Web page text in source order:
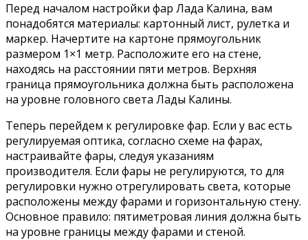
Перед началом настройки фар Лада Калина, вам
понадобятся материалы: картонный лист, рулетка и
маркер. Начертите на картоне прямоугольник
размером 1×1 метр. Расположите его на стене,
находясь на расстоянии пяти метров. Верхняя
граница прямоугольника должна быть расположена
на уровне головного света Лады Калины.
Теперь перейдем к регулировке фар. Если у вас есть
регулируемая оптика, согласно схеме на фарах,
настраивайте фары, следуя указаниям
производителя. Если фары не регулируются, то для
регулировки нужно отрегулировать света, которые
расположены между фарами и горизонтальную стену.
Основное правило: пятиметровая линия должна быть
на уровне границы между фарами и стеной.